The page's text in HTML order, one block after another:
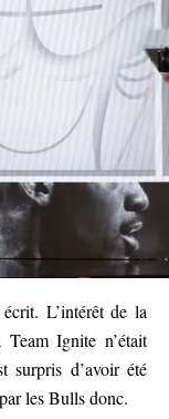
L’intérêt de la
Ignite n’était
surpris d’avoir été
les Bulls donc.